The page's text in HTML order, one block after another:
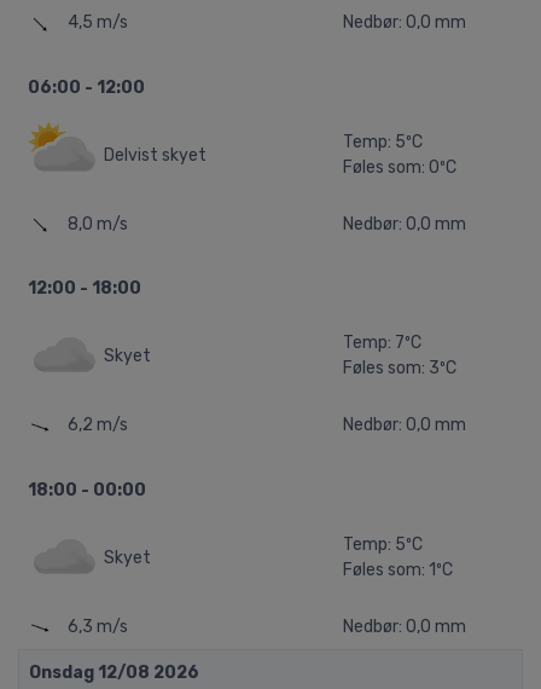
4,5 m/s Nedbør: 0,0 mm
06:00 - 12:00
Delvist skyet
Temp: 5ºC
Føles som: 0ºC
8,0 m/s Nedbør: 0,0 mm
12:00 - 18:00
Skyet
Temp: 7ºC
Føles som: 3ºC
6,2 m/s Nedbør: 0,0 mm
18:00 - 00:00
Skyet
Temp: 5ºC
Føles som: 1ºC
6,3 m/s Nedbør: 0,0 mm
Onsdag 12/08 2026